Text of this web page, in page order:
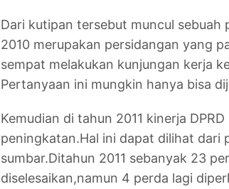
Dari kutipan tersebut muncul
2010 merupakan persidangan yang
sempat melakukan kunjungan kerja
Pertanyaan ini mungkin hanya bisa
Kemudian di tahun 2011 kinerja
peningkatan.Hal ini dapat dilihat dari
sumbar.Ditahun 2011 sebanyak 23
diselesaikan,namun 4 perda lagi